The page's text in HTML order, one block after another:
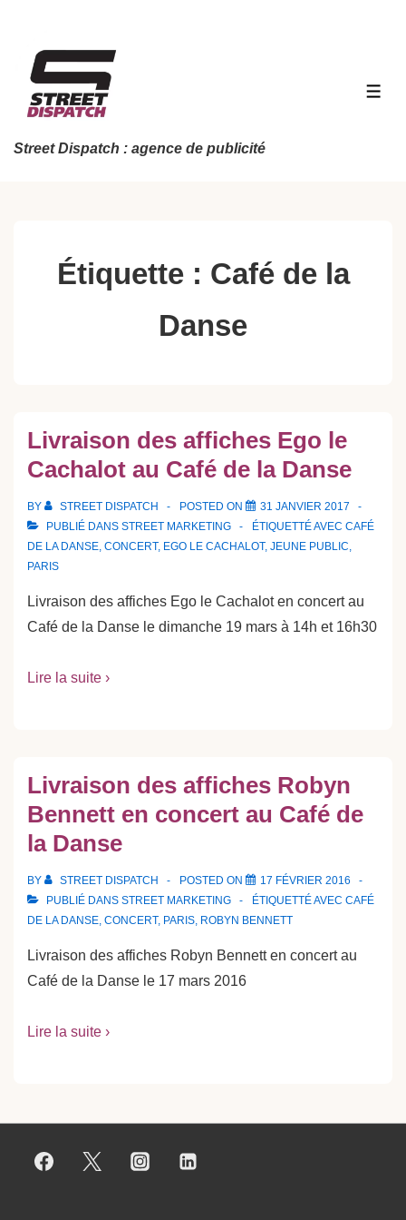
contenu
principal
Street Dispatch : agence de publicité
Étiquette : Café de la
Danse
Livraison des affiches Ego le
Cachalot au Café de la Danse
BY STREET DISPATCH POSTED ON
31 JANVIER 2017
PUBLIÉ DANS STREET MARKETING ÉTIQUETTÉ AVEC CAFÉ
DE LA DANSE, CONCERT, EGO LE CACHALOT, JEUNE PUBLIC,
PARIS
Livraison des affiches Ego le Cachalot en concert au
Café de la Danse le dimanche 19 mars à 14h et 16h30
Lire la suite ›
Livraison des affiches Robyn
Bennett en concert au Café de
la Danse
BY STREET DISPATCH POSTED ON
17 FÉVRIER 2016
PUBLIÉ DANS STREET MARKETING ÉTIQUETTÉ AVEC CAFÉ
DE LA DANSE, CONCERT, PARIS, ROBYN BENNETT
Livraison des affiches Robyn Bennett en concert au
Café de la Danse le 17 mars 2016
Lire la suite ›